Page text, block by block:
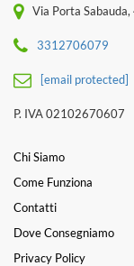
Via Porta
3312706079
[email protected]
P. IVA 02102670607
Chi Siamo
Come Funziona
Contatti
Dove Consegniamo
Privacy Policy